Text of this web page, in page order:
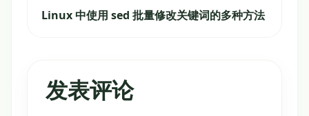
Linux 中使用 sed 批量修改关键词的多种方法
发表评论